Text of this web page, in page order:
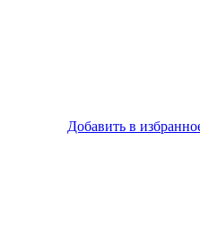
Добавить в